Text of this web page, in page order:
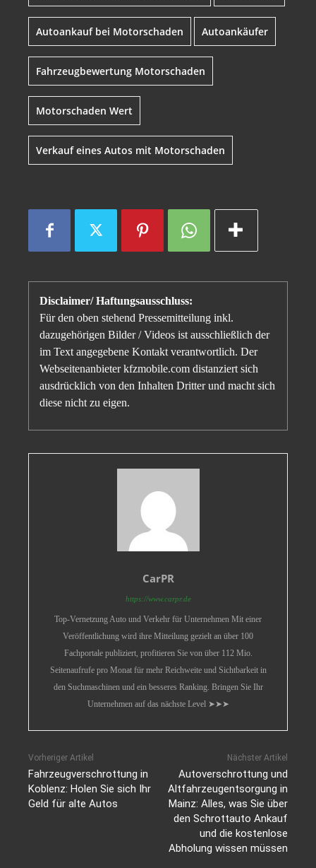
Autoankauf bei Motorschaden Autoankäufer
Fahrzeugbewertung Motorschaden
Motorschaden Wert
Verkauf eines Autos mit Motorschaden
Disclaimer/ Haftungsausschluss:
Für den oben stehend Pressemitteilung inkl.
dazugehörigen Bilder / Videos ist ausschließlich der
im Text angegebene Kontakt verantwortlich. Der
Webseitenanbieter kfzmobile.com distanziert sich
ausdrücklich von den Inhalten Dritter und macht sich
diese nicht zu eigen.
CarPR
https://www.carpr.de
Top-Vernetzung Auto und Verkehr für Unternehmen Mit einer
Veröffentlichung wird ihre Mitteilung gezielt an über 100
Fachportale publiziert, profitieren Sie von über 112 Mio.
Seitenaufrufe pro Monat für mehr Reichweite und Sichtbarkeit in
den Suchmaschinen und ein besseres Ranking. Bringen Sie Ihr
Unternehmen auf das nächste Level ➤➤➤
Vorheriger Artikel
Fahrzeugverschrottung in
Koblenz: Holen Sie sich Ihr
Geld für alte Autos
Nächster Artikel
Autoverschrottung und
Altfahrzeugentsorgung in
Mainz: Alles, was Sie über
den Schrottauto Ankauf
und die kostenlose
Abholung wissen müssen